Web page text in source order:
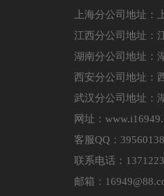
上海分公司地址：
江西分公司地址：
湖南分公司地址：
西安分公司地址：
武汉分公司地址：
网址：
客服QQ：
联系电话：
邮箱：